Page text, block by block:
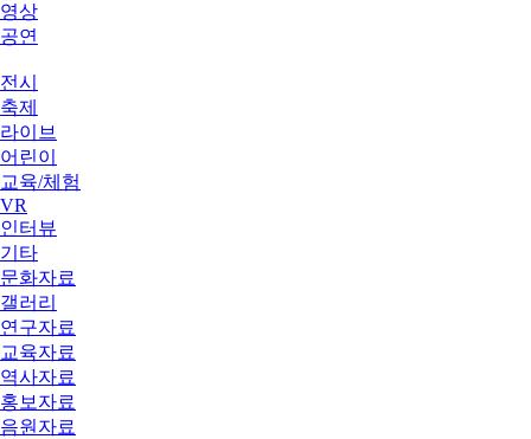
영상
공연
전시
축제
라이브
어린이
교육/체험
VR
인터뷰
기타
문화자료
갤러리
연구자료
교육자료
역사자료
홍보자료
음원자료